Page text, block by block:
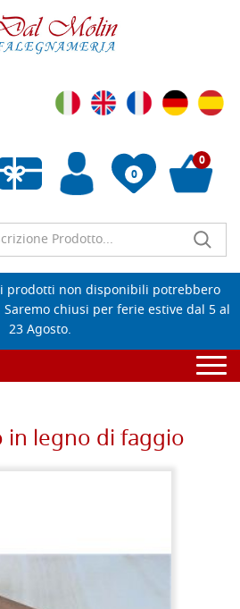
0
vuota
0
prodotti non disponibili potrebbero
chiusi per ferie estive dal 5 al
23 Agosto.
legno di faggio